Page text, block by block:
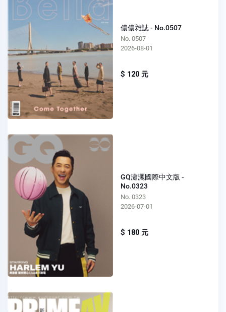
儂儂雜誌 - No.0507
No. 0507
2026-08-01
$ 120 元
GQ瀟灑國際中文版 -
No.0323
No. 0323
2026-07-01
$ 180 元